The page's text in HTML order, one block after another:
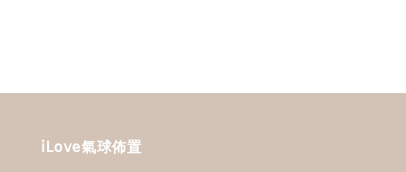
iLove氣球佈置